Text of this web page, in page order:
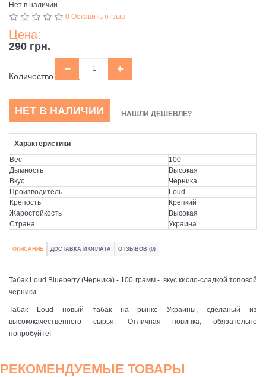
Нет в наличии
0 Оставить отзыв
Цена:
290 грн.
Количество
НЕТ В НАЛИЧИИ НАШЛИ ДЕШЕВЛЕ?
Характеристики
Вес
100
Дымность
Высокая
Вкус
Черника
Производитель
Loud
Крепость
Крепкий
Жаростойкость
Высокая
Страна
Украина
ОПИСАНИЕ ДОСТАВКА И ОПЛАТА ОТЗЫВОВ (0)
Табак Loud Blueberry (Черника) - 100 грамм - вкус кисло-сладкой топовой
черники.
Табак Loud новый табак на рынке Украины, сделаный из
высококачественного сырья. Отличная новинка, обязательно
попробуйте!
РЕКОМЕНДУЕМЫЕ ТОВАРЫ